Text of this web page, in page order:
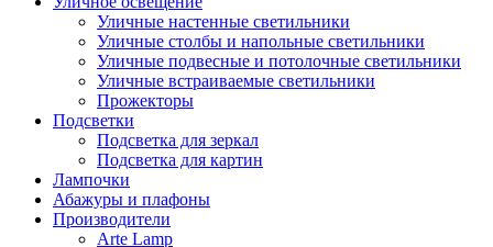
Уличные настенные светильники
Уличные столбы и напольные светильники
Уличные подвесные и потолочные светильники
Уличные встраиваемые светильники
Прожекторы
Подсветки
Подсветка для зеркал
Подсветка для картин
Лампочки
Абажуры и плафоны
Производители
Arte Lamp